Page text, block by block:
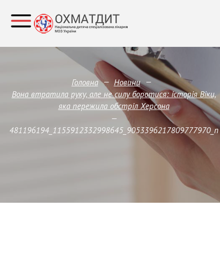
Головна — Новини —
Вона втратила руку, але не силу боротися: історія Віки,
яка пережила обстріл Херсона
—
481196194_1155912332998645_9053396217809777970_n